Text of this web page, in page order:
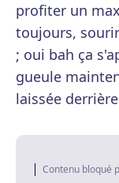
profiter un
toujours,
; oui bah ça
gueule
laissée
Contenu bloqué